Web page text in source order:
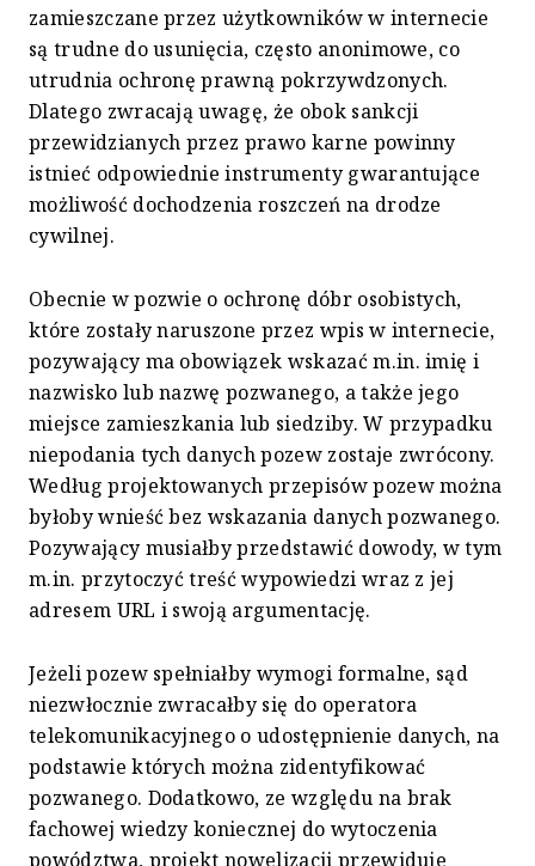
zamieszczane przez użytkowników w internecie
są trudne do usunięcia, często anonimowe, co
utrudnia ochronę prawną pokrzywdzonych.
Dlatego zwracają uwagę, że obok sankcji
przewidzianych przez prawo karne powinny
istnieć odpowiednie instrumenty gwarantujące
możliwość dochodzenia roszczeń na drodze
cywilnej.
Obecnie w pozwie o ochronę dóbr osobistych,
które zostały naruszone przez wpis w internecie,
pozywający ma obowiązek wskazać m.in. imię i
nazwisko lub nazwę pozwanego, a także jego
miejsce zamieszkania lub siedziby. W przypadku
niepodania tych danych pozew zostaje zwrócony.
Według projektowanych przepisów pozew można
byłoby wnieść bez wskazania danych pozwanego.
Pozywający musiałby przedstawić dowody, w tym
m.in. przytoczyć treść wypowiedzi wraz z jej
adresem URL i swoją argumentację.
Jeżeli pozew spełniałby wymogi formalne, sąd
niezwłocznie zwracałby się do operatora
telekomunikacyjnego o udostępnienie danych, na
podstawie których można zidentyfikować
pozwanego. Dodatkowo, ze względu na brak
fachowej wiedzy koniecznej do wytoczenia
powództwa, projekt nowelizacji przewiduje